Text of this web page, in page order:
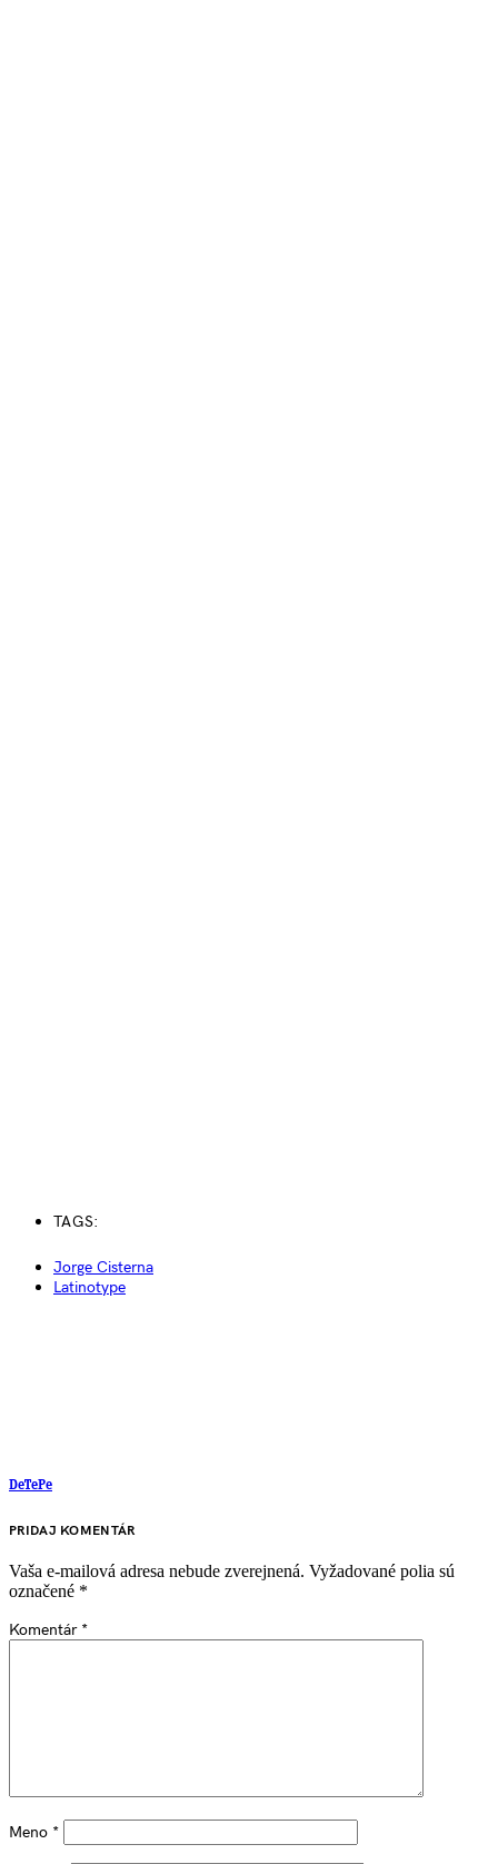
TAGS:
Jorge Cisterna
Latinotype
DeTePe
PRIDAJ KOMENTÁR
Vaša e-mailová adresa nebude zverejnená. Vyžadované polia sú
označené *
Komentár *
Meno *